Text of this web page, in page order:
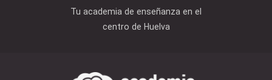
Tu academia de enseñanza en el
centro de Huelva